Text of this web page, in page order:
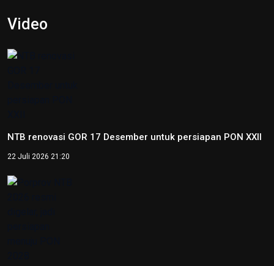
Video
NTB renovasi GOR 17 Desember untuk persiapan PON XXII
22 Juli 2026 21:20